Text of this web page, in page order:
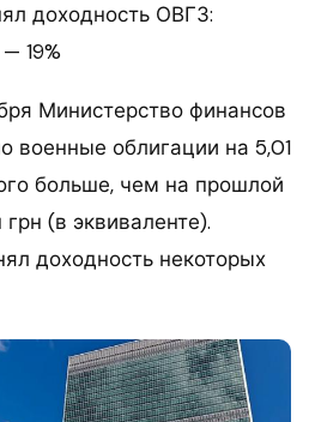
доходность ОВГЗ:
19%
Министерство финансов
военные облигации на 5,01
больше, чем на прошлой
(в эквиваленте).
доходность некоторых